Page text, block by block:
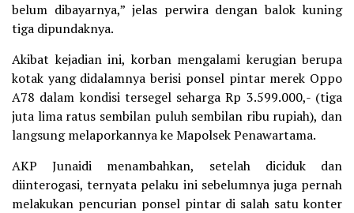
belum dibayarnya,” jelas perwira dengan balok kuning
tiga dipundaknya.
Akibat kejadian ini, korban mengalami kerugian berupa
kotak yang didalamnya berisi ponsel pintar merek Oppo
A78 dalam kondisi tersegel seharga Rp 3.599.000,- (tiga
juta lima ratus sembilan puluh sembilan ribu rupiah), dan
langsung melaporkannya ke Mapolsek Penawartama.
AKP Junaidi menambahkan, setelah diciduk dan
diinterogasi, ternyata pelaku ini sebelumnya juga pernah
melakukan pencurian ponsel pintar di salah satu konter